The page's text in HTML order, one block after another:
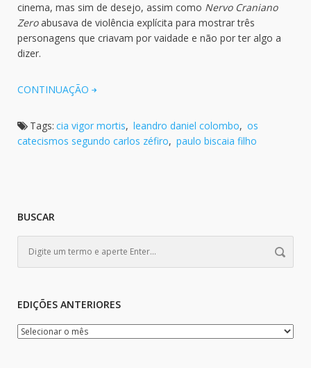
cinema, mas sim de desejo, assim como Nervo Craniano
Zeroabusava de violência explícita para mostrar três
personagens que criavam por vaidade e não por ter algo a
dizer.
CONTINUAÇÃO
Tags: cia vigor mortis, leandro daniel colombo, os
catecismos segundo carlos zéfiro, paulo biscaia filho
BUSCAR
EDIÇÕES ANTERIORES